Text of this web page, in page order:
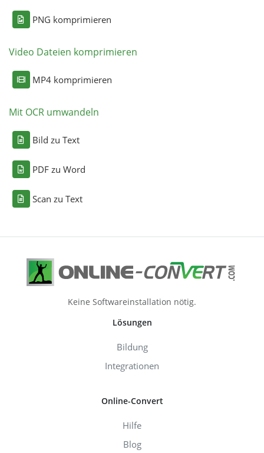
PNG komprimieren
Video Dateien komprimieren
MP4 komprimieren
Mit OCR umwandeln
Bild zu Text
PDF zu Word
Scan zu Text
Keine Softwareinstallation nötig.
Lösungen
Bildung
Integrationen
Online-Convert
Hilfe
Blog